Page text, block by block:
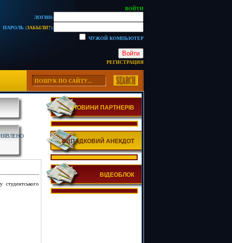
ВОЙТИ
ЛОГИН:
ПАРОЛЬ (ЗАБЫЛИ?):
ЧУЖОЙ КОМПЬЮТЕР
Войти
РЕГИСТРАЦИЯ
студентського
НОВИНИ ПАРТНЕРІВ
ВИПАДКОВИЙ АНЕКДОТ
ВІДЕОБЛОК